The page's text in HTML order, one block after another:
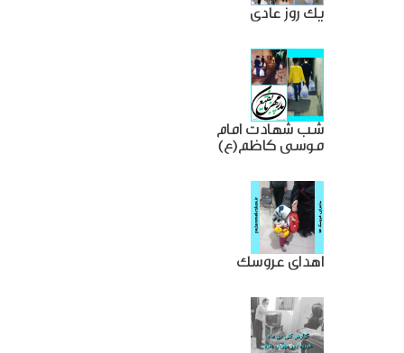
یک روز عادی
شب شهادت امام
موسی کاظم(ع)
اهدای عروسک